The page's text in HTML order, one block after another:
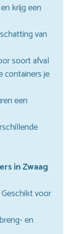
krijg een
van
soort afval
containers je
een
in Zwaag
voor
en